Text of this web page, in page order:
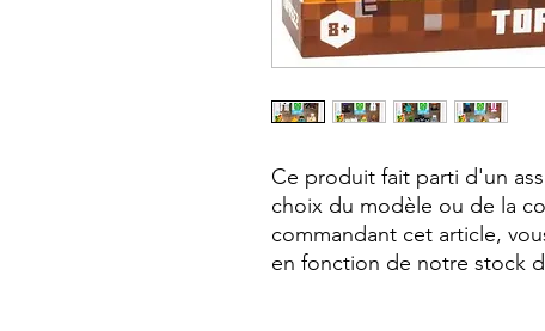
Ce produit fait parti d'un
choix du modèle ou de la
commandant cet article,
en fonction de notre stock